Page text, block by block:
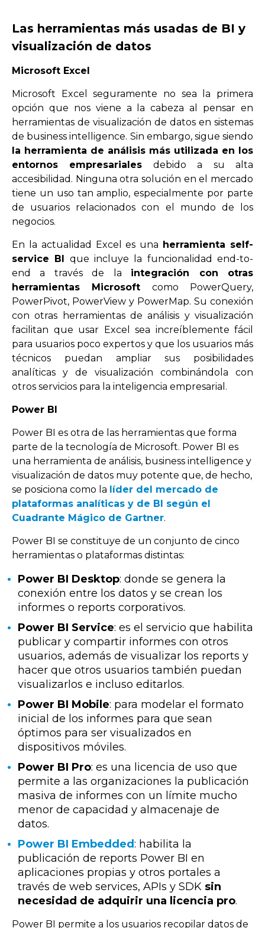
Las herramientas más usadas de BI y
visualización de datos
Microsoft Excel
Microsoft Excel seguramente no sea la primera
opción que nos viene a la cabeza al pensar en
herramientas de visualización de datos en sistemas
de business intelligence. Sin embargo, sigue siendo
la herramienta de análisis más utilizada en los
entornos empresariales debido a su alta
accesibilidad. Ninguna otra solución en el mercado
tiene un uso tan amplio, especialmente por parte
de usuarios relacionados con el mundo de los
negocios.
En la actualidad Excel es una herramienta self-
service BI que incluye la funcionalidad end-to-
end a través de la integración con otras
herramientas Microsoft como PowerQuery,
PowerPivot, PowerView y PowerMap. Su conexión
con otras herramientas de análisis y visualización
facilitan que usar Excel sea increíblemente fácil
para usuarios poco expertos y que los usuarios más
técnicos puedan ampliar sus posibilidades
analíticas y de visualización combinándola con
otros servicios para la inteligencia empresarial.
Power BI
Power BI es otra de las herramientas que forma
parte de la tecnología de Microsoft. Power BI es
una herramienta de análisis, business intelligence y
visualización de datos muy potente que, de hecho,
se posiciona como la líder del mercado de
plataformas analíticas y de BI según el
Cuadrante Mágico de Gartner.
Power BI se constituye de un conjunto de cinco
herramientas o plataformas distintas:
Power BI Desktop: donde se genera la
conexión entre los datos y se crean los
informes o reports corporativos.
Power BI Service: es el servicio que habilita
publicar y compartir informes con otros
usuarios, además de visualizar los reports y
hacer que otros usuarios también puedan
visualizarlos e incluso editarlos.
Power BI Mobile: para modelar el formato
inicial de los informes para que sean
óptimos para ser visualizados en
dispositivos móviles.
Power BI Pro: es una licencia de uso que
permite a las organizaciones la publicación
masiva de informes con un límite mucho
menor de capacidad y almacenaje de
datos.
Power BI Embedded: habilita la
publicación de reports Power BI en
aplicaciones propias y otros portales a
través de web services, APIs y SDK sin
necesidad de adquirir una licencia pro.
Power BI permite a los usuarios recopilar datos de